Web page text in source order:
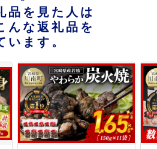
品を見た人は
んな返礼品を
います。